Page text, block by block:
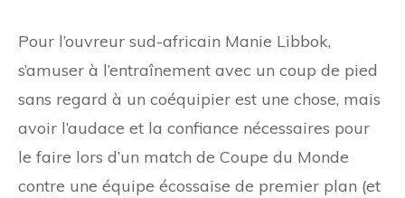
Pour l’ouvreur sud-africain Manie Libbok,
s’amuser à l’entraînement avec un coup de pied
sans regard à un coéquipier est une chose, mais
avoir l’audace et la confiance nécessaires pour
le faire lors d’un match de Coupe du Monde
contre une équipe écossaise de premier plan (et